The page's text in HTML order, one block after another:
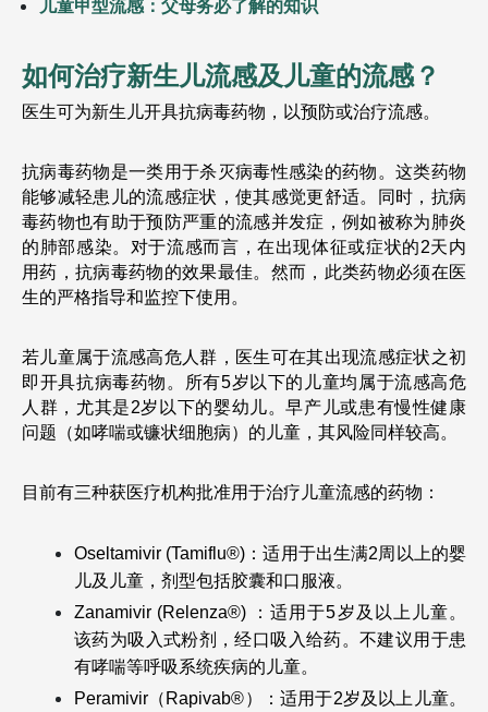
儿童甲型流感：父母务必了解的知识
如何治疗新生儿流感及儿童的流感？
医生可为新生儿开具抗病毒药物，以预防或治疗流感。
抗病毒药物是一类用于杀灭病毒性感染的药物。这类药物
能够减轻患儿的流感症状，使其感觉更舒适。同时，抗病
毒药物也有助于预防严重的流感并发症，例如被称为肺炎
的肺部感染。对于流感而言，在出现体征或症状的2天内
用药，抗病毒药物的效果最佳。然而，此类药物必须在医
生的严格指导和监控下使用。
若儿童属于流感高危人群，医生可在其出现流感症状之初
即开具抗病毒药物。所有5岁以下的儿童均属于流感高危
人群，尤其是2岁以下的婴幼儿。早产儿或患有慢性健康
问题（如哮喘或镰状细胞病）的儿童，其风险同样较高。
目前有三种获医疗机构批准用于治疗儿童流感的药物：
Oseltamivir (Tamiflu®)：适用于出生满2周以上的婴
儿及儿童，剂型包括胶囊和口服液。
Zanamivir (Relenza®) ：适用于5岁及以上儿童。
该药为吸入式粉剂，经口吸入给药。不建议用于患
有哮喘等呼吸系统疾病的儿童。
Peramivir（Rapivab®）：适用于2岁及以上儿童。